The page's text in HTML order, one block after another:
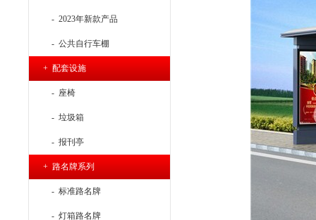
- 2023年新款产品
- 公共自行车棚
+ 配套设施
- 座椅
- 垃圾箱
- 报刊亭
+ 路名牌系列
- 标准路名牌
- 灯箱路名牌